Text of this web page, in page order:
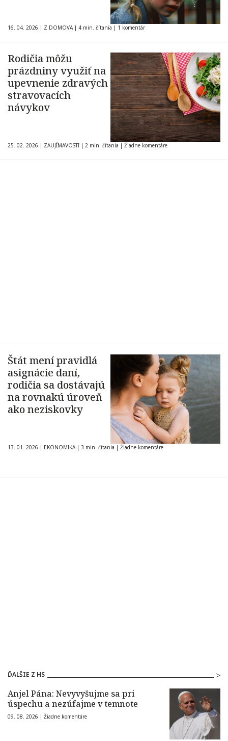
16. 04. 2026 | Z DOMOVA | 4 min. čítania | 1 komentár
Rodičia môžu
prázdniny využiť na
upevnenie zdravých
stravovacích
návykov
25. 02. 2026 | ZAUJÍMAVOSTI | 2 min. čítania | Žiadne komentáre
Štát mení pravidlá
asignácie daní,
rodičia sa dostávajú
na rovnakú úroveň
ako neziskovky
13. 01. 2026 | EKONOMIKA | 3 min. čítania | Žiadne komentáre
ĎALŠIE Z HS
Anjel Pána: Nevyvyšujme sa pri
úspechu a nezúfajme v temnote
09. 08. 2026 | Žiadne komentáre